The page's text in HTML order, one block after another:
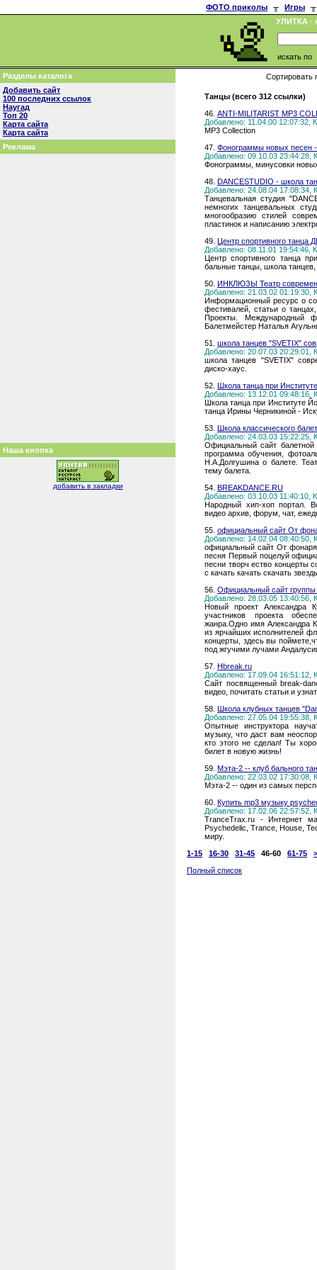
ФОТО приколы ╥ Игры
╥
УЛИТКА -
искать по
Разделы каталога
Добавить сайт
100 последних ссылок
Наугад
Топ 20
Карта сайта
Карта сайта
Реклама
Наша кнопка
добавить в закладки
Сортировать
Танцы (всего 312 ссылки)
46. ANTI-MILITARIST MP3
Добавлено: 11.04.00 12:07:32,
MP3 Collection
47. Фонограммы новых песен -
Добавлено: 09.10.03 23:44:28,
Фонограммы, минусовки
48. DANCESTUDIO - школа
Добавлено: 24.08.04 17:08:34,
Танцевальная студия
немногих танцевальных
многообразию стилей
пластинок и написанию
49. Центр спортивного танца
Добавлено: 08.11.01 19:54:46,
Центр спортивного танца
бальные танцы, школа
50. ИНКЛЮЗЫ Театр
Добавлено: 21.03.02 01:19:30,
Информационный ресурс о
фестивалей, статьи о
Проекты. Международный
Балетмейстер Наталья
51. школа танцев "SVETIX"
Добавлено: 20.07.03 20:29:01,
школа танцев "SVETIX"
диско-хаус.
52. Школа танца при
Добавлено: 13.12.01 09:48:16,
Школа танца при Институте
танца Ирины Черникиной -
53. Школа классического
Добавлено: 24.03.03 15:22:25,
Официальный сайт
программа обучения,
Н.А.Долгушина о балете.
тему балета.
54. BREAKDANCE.RU
Добавлено: 03.10.03 11:40:10,
Народный хип-хоп портал.
видео архив, форум, чат,
55. официальный сайт От
Добавлено: 14.02.04 08:40:50,
официальный сайт От
песня Первый поцелуй
песни творч ество концерты
с качать качать скачать
56. Официальный сайт
Добавлено: 28.03.05 13:40:56,
Новый проект Александра
участников проекта
жанра.Одно имя Александра
из ярчайших исполнителей
концерты, здесь вы
под жгучими лучами
57. Hbreak.ru
Добавлено: 17.09.04 16:51:12,
Сайт посвященный break-
видео, почитать статьи и
58. Школа клубных танцев
Добавлено: 27.05.04 19:55:38,
Опытные инструктора
музыку, что даст вам
кто этого не сделал! Ты
билет в новую жизнь!
59. Мэта-2 -- клуб бального
Добавлено: 22.03.02 17:30:08,
Мэта-2 -- один из самых
60. Купить mp3 музыку
Добавлено: 17.02.06 22:57:52,
TranceTrax.ru - Интернет
Psychedelic, Trance, House,
миру.
1-15
16-30 31-45 46-60 61-75
Полный список